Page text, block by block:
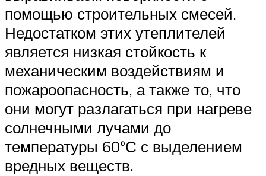
помощью строительных смесей.
Недостатком этих утеплителей
является низкая стойкость к
механическим воздействиям и
пожароопасность, а также то, что
они могут разлагаться при нагреве
солнечными лучами до
температуры 60°С с выделением
вредных веществ.